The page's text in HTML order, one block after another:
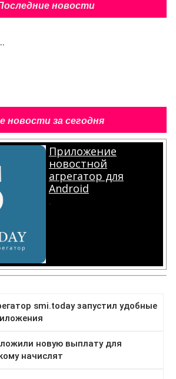
новости
новости за сегодня
Приложение
новостной
агрегатор для
Android
.